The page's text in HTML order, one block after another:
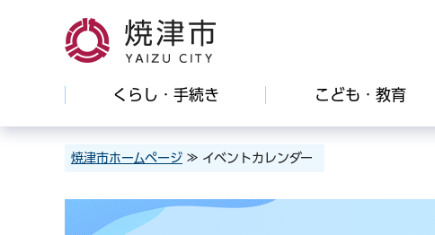
焼津市
くらし・手続き こども・教育
焼津市ホームページ ≫ イベントカレンダー